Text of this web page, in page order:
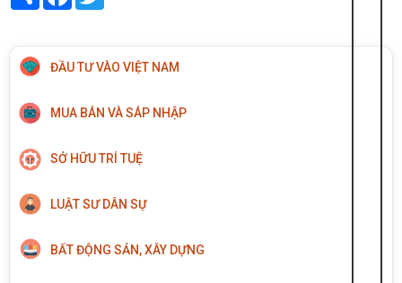
ĐẦU TƯ VÀO VIỆT NAM
MUA BÁN VÀ SÁP NHẬP
SỞ HỮU TRÍ TUỆ
LUẬT SƯ DÂN SỰ
BẤT ĐỘNG SẢN, XÂY DỰNG